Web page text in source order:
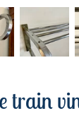
train